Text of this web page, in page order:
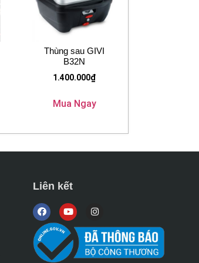
Thùng sau GIVI
B32N
1.400.000₫
Mua Ngay
Liên kết